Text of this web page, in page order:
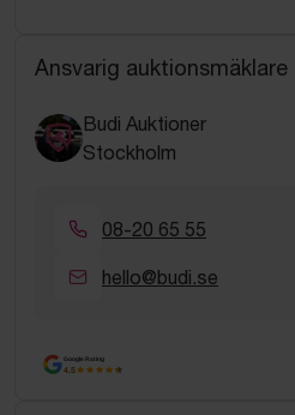
Ansvarig auktionsmäklare
Budi Auktioner
Stockholm
08-20 65 55
hello@budi.se
Google Rating
4.5